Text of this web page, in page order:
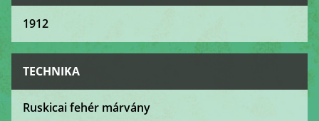
1912
TECHNIKA
Ruskicai fehér márvány